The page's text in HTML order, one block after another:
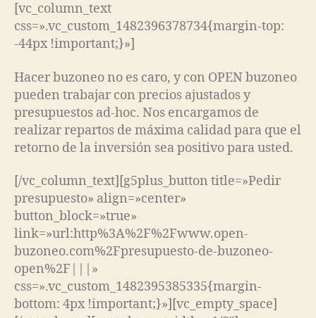
[vc_column_text
css=».vc_custom_1482396378734{margin-top:
-44px !important;}»]
Hacer buzoneo no es caro, y con OPEN buzoneo
pueden trabajar con precios ajustados y
presupuestos ad-hoc. Nos encargamos de
realizar repartos de máxima calidad para que el
retorno de la inversión sea positivo para usted.
[/vc_column_text][g5plus_button title=»Pedir
presupuesto» align=»center»
button_block=»true»
link=»url:http%3A%2F%2Fwww.open-
buzoneo.com%2Fpresupuesto-de-buzoneo-
open%2F|||»
css=».vc_custom_1482395385335{margin-
bottom: 4px !important;}»][vc_empty_space]